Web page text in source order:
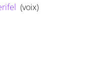
(voix)